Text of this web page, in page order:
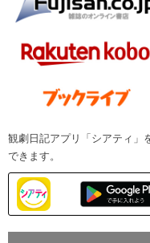
観劇日記アプリ「シアティ」
できます。